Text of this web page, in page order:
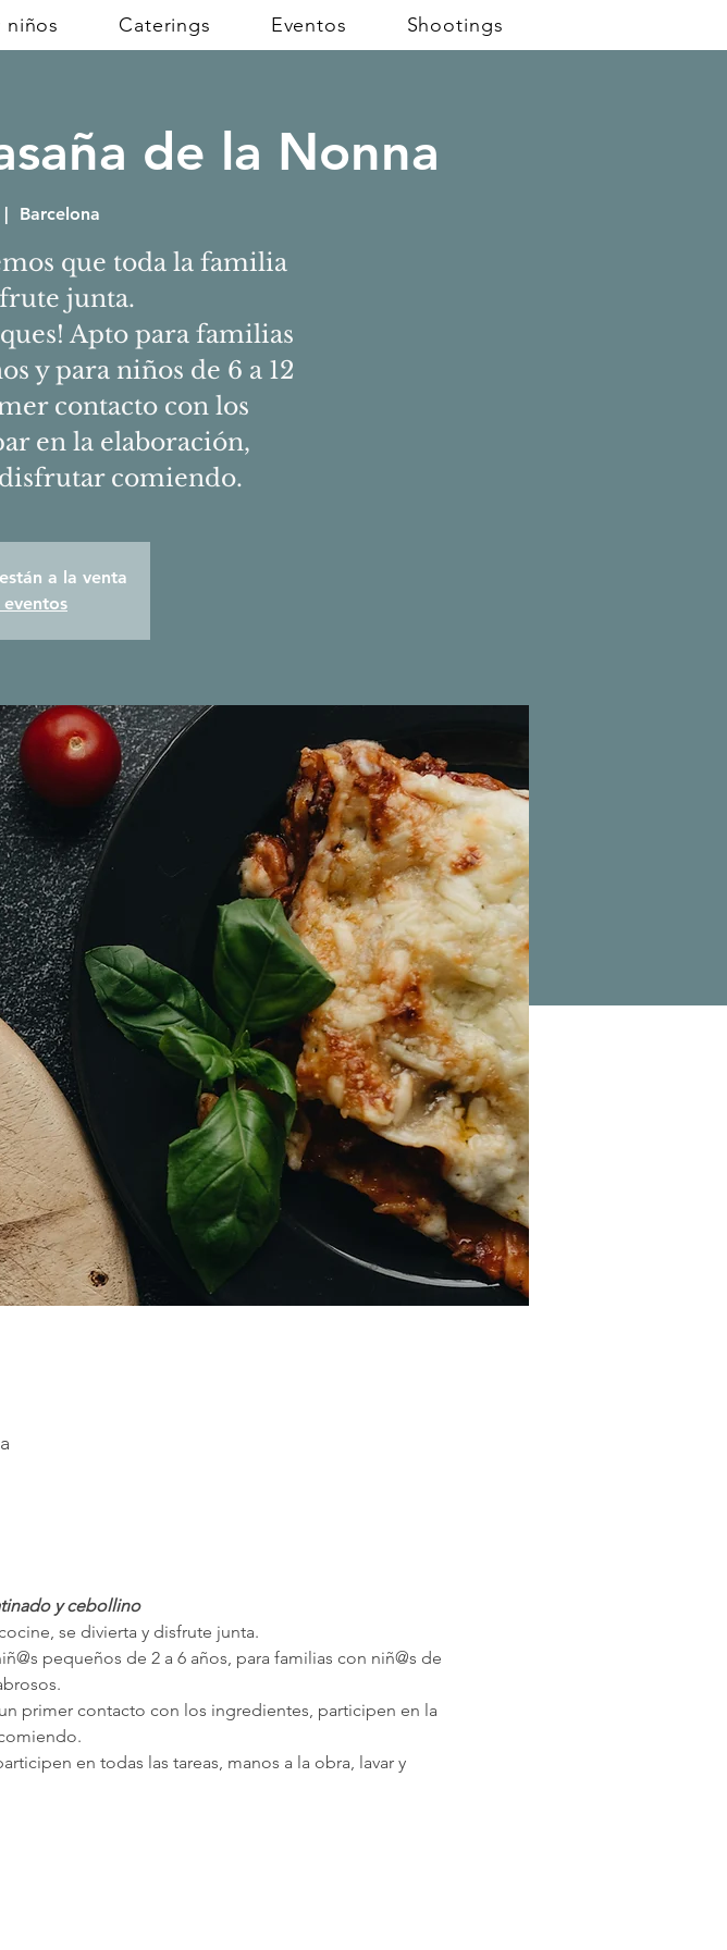
niños Caterings Eventos Shootings
de la Nonna
Barcelona
que toda la familia
junta.
Apto para familias
y para niños de 6 a 12
contacto con los
en la elaboración,
comiendo.
a la venta
y cebollino
se divierta y disfrute junta.
pequeños de 2 a 6 años, para familias con niñ@s de
primer contacto con los ingredientes, participen en la
en todas las tareas, manos a la obra, lavar y